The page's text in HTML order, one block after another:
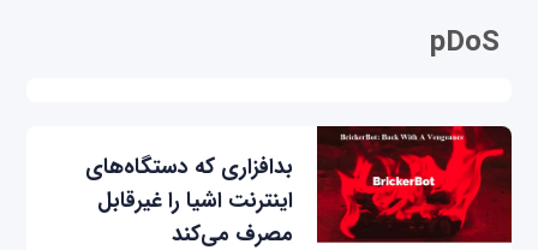
pDoS
بدافزاری که دستگاه‌های
اینترنت اشیا را غیرقابل
مصرف می‌کند